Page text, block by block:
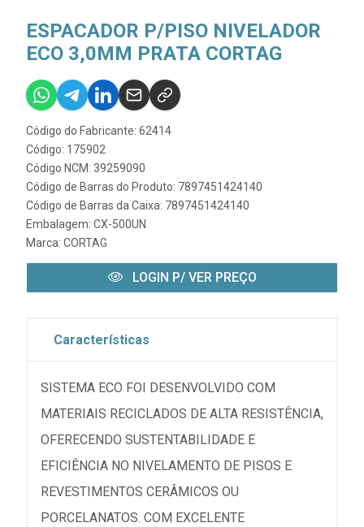
ESPACADOR P/PISO NIVELADOR
ECO 3,0MM PRATA CORTAG
Código do Fabricante: 62414
Código: 175902
Código NCM: 39259090
Código de Barras do Produto: 7897451424140
Código de Barras da Caixa: 7897451424140
Embalagem: CX-500UN
Marca: CORTAG
LOGIN P/ VER PREÇO
Características
SISTEMA ECO FOI DESENVOLVIDO COM
MATERIAIS RECICLADOS DE ALTA RESISTÊNCIA,
OFERECENDO SUSTENTABILIDADE E
EFICIÊNCIA NO NIVELAMENTO DE PISOS E
REVESTIMENTOS CERÂMICOS OU
PORCELANATOS. COM EXCELENTE